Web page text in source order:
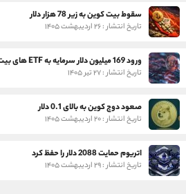
سقوط بیت کوین به زیر 78 هزار دلار
تاریخ انتشار : ۲۶ اردیبهشت ۱۴۰۵
تاریخ انتشار : ۲۷ تیر ۱۴۰۵
صعود دوج کوین به بالای 0.1 دلار
تاریخ انتشار : ۲۰ اردیبهشت ۱۴۰۵
اتریوم حمایت 2088 دلار را حفظ کرد
تاریخ انتشار : ۲۹ اردیبهشت ۱۴۰۵